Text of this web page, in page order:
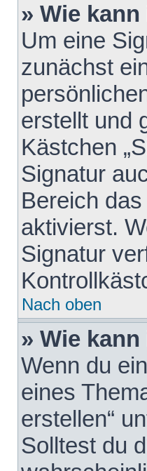
» Wie
Um eine
zunächst
erstellt und
Kästchen
Signatur
Bereich
aktivierst.
Signatur
Nach oben
» Wie
Wenn du
eines
erstellen“
Solltest du